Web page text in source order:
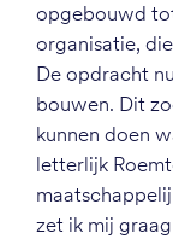
opgebouwd
organisatie,
De opdracht
bouwen. Dit
kunnen doen
letterlijk
zet ik mij